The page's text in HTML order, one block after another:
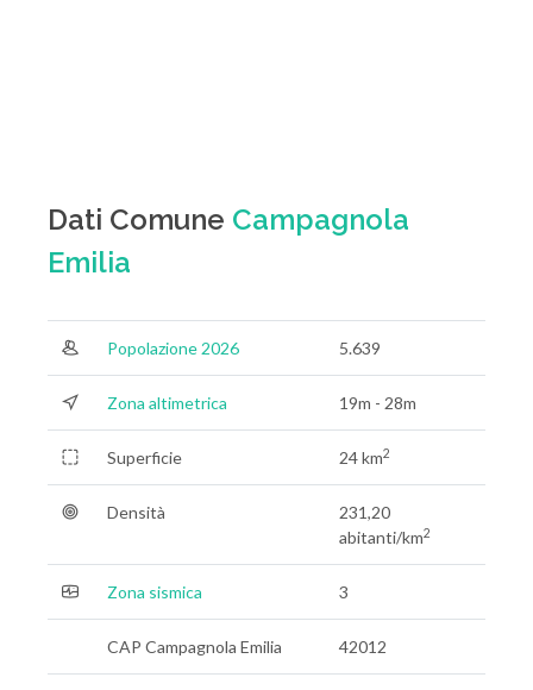
Dati Comune Campagnola
Emilia
Popolazione 2026 5.639
Zona altimetrica 19m - 28m
Superficie 24 km2
Densità
231,20
abitanti/km2
Zona sismica 3
CAP Campagnola Emilia 42012